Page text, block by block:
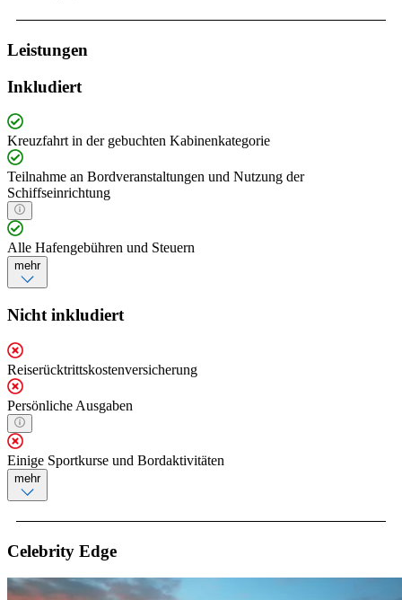
Leistungen
Inkludiert
Kreuzfahrt in der gebuchten Kabinenkategorie
Teilnahme an Bordveranstaltungen und Nutzung der
Schiffseinrichtung
Alle Hafengebühren und Steuern
mehr
Nicht inkludiert
Reiserücktrittskostenversicherung
Persönliche Ausgaben
Einige Sportkurse und Bordaktivitäten
mehr
Celebrity Edge